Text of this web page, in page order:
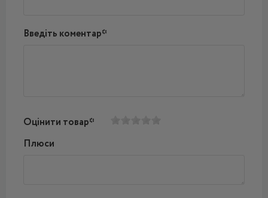
Введіть коментар*
Оцінити товар*
Плюси